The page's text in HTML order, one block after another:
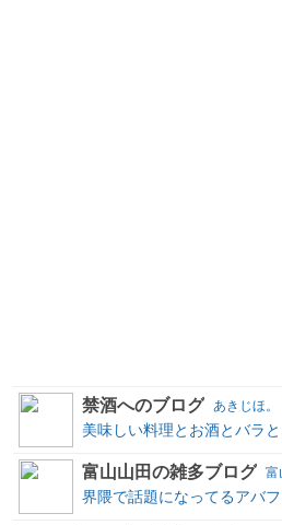
禁酒へのブログ あきじほ。
美味しい料理とお酒とバラと
富山山田の雑多ブログ 富
界隈で話題になってるアバ